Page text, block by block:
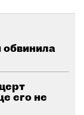
обвинила
его не